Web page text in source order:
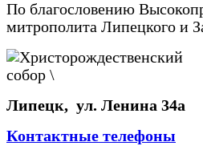
По благословению
митрополита Липецкого и
Липецк, ул. Ленина 34а
Контактные телефоны